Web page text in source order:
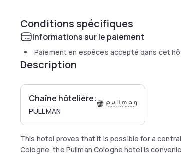
Conditions spécifiques
Informations sur le paiement
Paiement en espèces accepté dans cet
Description
Chaîne hôtelière:
PULLMAN
This hotel proves that it is possible for a
Cologne, the Pullman Cologne hotel is